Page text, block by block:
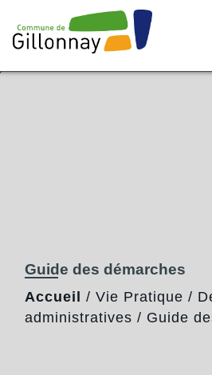
Guide des démarches
Accueil / Vie Pratique /
administratives / Guide